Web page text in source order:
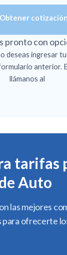
Obtener cotización
pronto con
deseas ingresar
anterior.
llámanos al
tarifas
Auto
las mejores
para ofrecerte